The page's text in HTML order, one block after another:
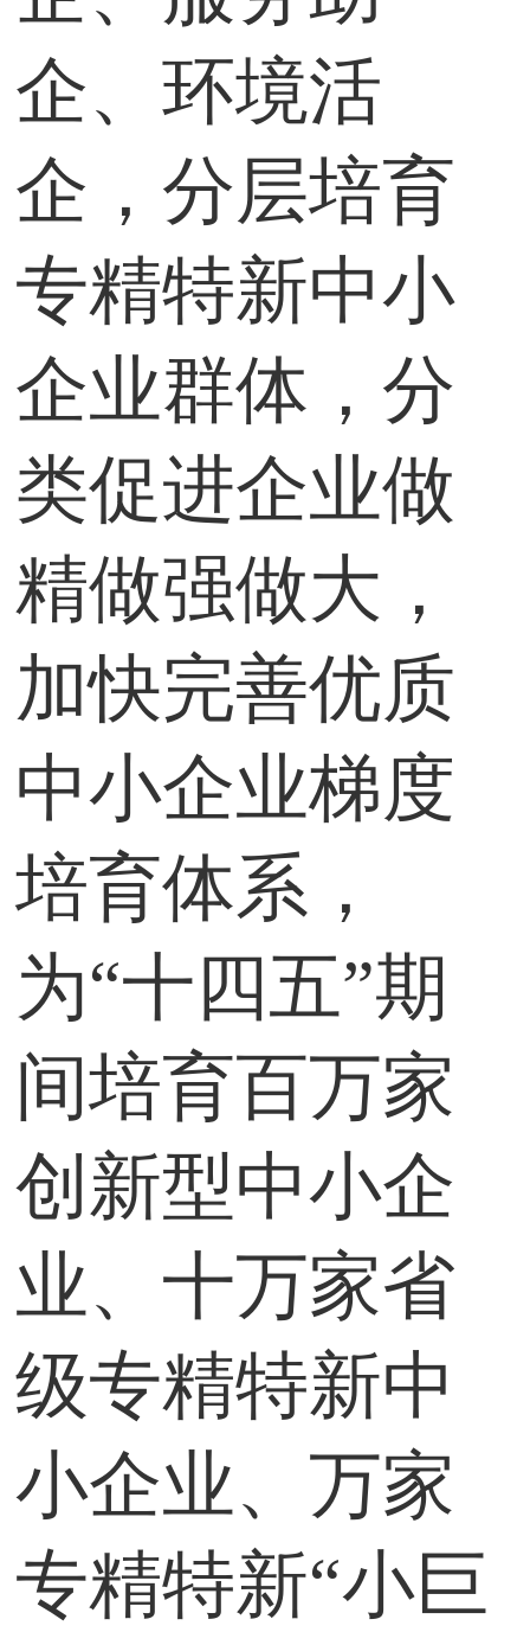
企、环境活
企，分层培育
专精特新中小
企业群体，分
类促进企业做
精做强做大，
加快完善优质
中小企业梯度
培育体系，
为“十四五”期
间培育百万家
创新型中小企
业、十万家省
级专精特新中
小企业、万家
专精特新“小巨